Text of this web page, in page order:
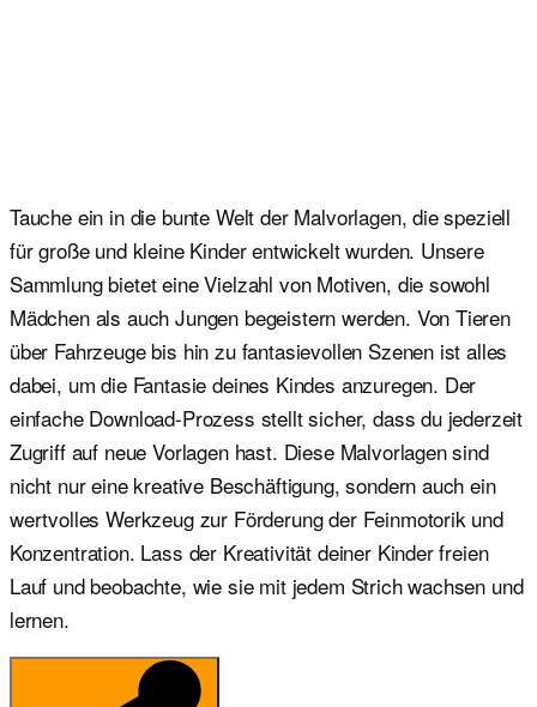
Tauche ein in die bunte Welt der Malvorlagen, die speziell
für große und kleine Kinder entwickelt wurden. Unsere
Sammlung bietet eine Vielzahl von Motiven, die sowohl
Mädchen als auch Jungen begeistern werden. Von Tieren
über Fahrzeuge bis hin zu fantasievollen Szenen ist alles
dabei, um die Fantasie deines Kindes anzuregen. Der
einfache Download-Prozess stellt sicher, dass du jederzeit
Zugriff auf neue Vorlagen hast. Diese Malvorlagen sind
nicht nur eine kreative Beschäftigung, sondern auch ein
wertvolles Werkzeug zur Förderung der Feinmotorik und
Konzentration. Lass der Kreativität deiner Kinder freien
Lauf und beobachte, wie sie mit jedem Strich wachsen und
lernen.